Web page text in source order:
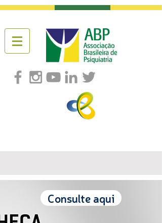
Consulte aqui